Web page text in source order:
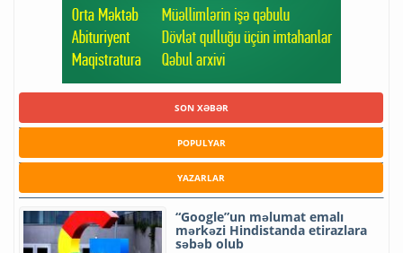
SON XƏBƏR
POPULYAR
YAZARLAR
“Google”un məlumat emalı
mərkəzi Hindistanda etirazlara
səbəb olub